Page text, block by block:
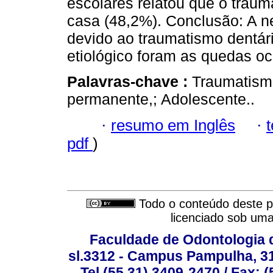
casa (48,2%). Conclusão: A
devido ao traumatismo
etiológico foram as quedas
Palavras-chave :
permanente,; Adolescente..
· resumo em Inglês ·
pdf )
Todo o conteúdo deste
licenciado sob
Faculdade de Odontologia
sl.3312 - Campus Pampulha,